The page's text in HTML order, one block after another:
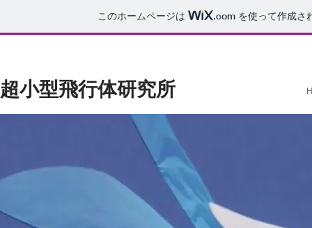
このホームページは .com を使って作成さ
超小型飛行体研究所